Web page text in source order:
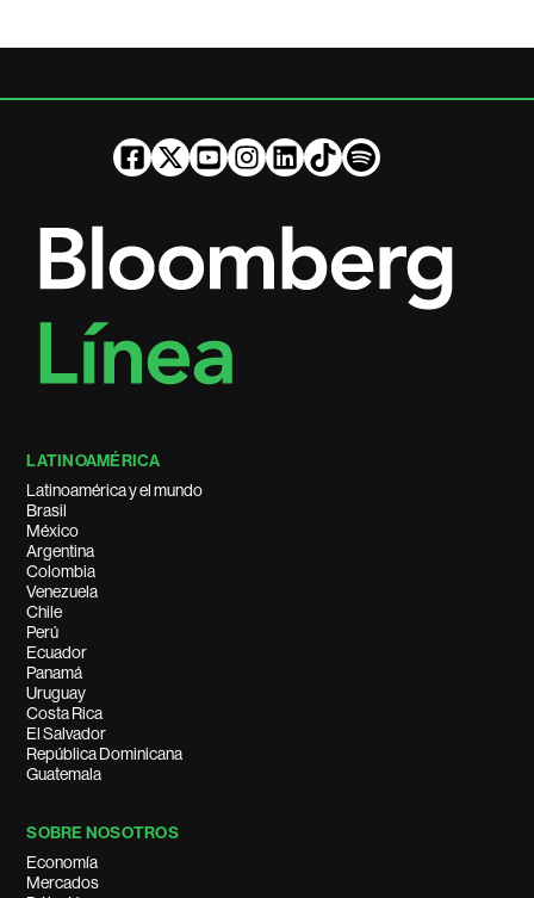
LATINOAMÉRICA
Latinoamérica y el mundo
Brasil
México
Argentina
Colombia
Venezuela
Chile
Perú
Ecuador
Panamá
Uruguay
Costa Rica
El Salvador
República Dominicana
Guatemala
SOBRE NOSOTROS
Economía
Mercados